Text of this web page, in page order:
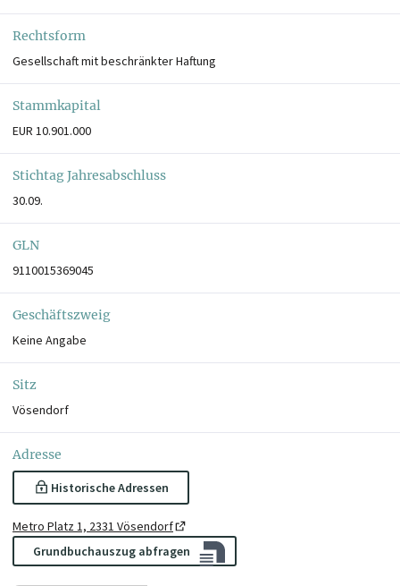
Rechtsform
Gesellschaft mit beschränkter Haftung
Stammkapital
EUR 10.901.000
Stichtag Jahresabschluss
30.09.
GLN
9110015369045
Geschäftszweig
Keine Angabe
Sitz
Vösendorf
Adresse
Historische Adressen
Metro Platz 1, 2331 Vösendorf
Grundbuchauszug abfragen